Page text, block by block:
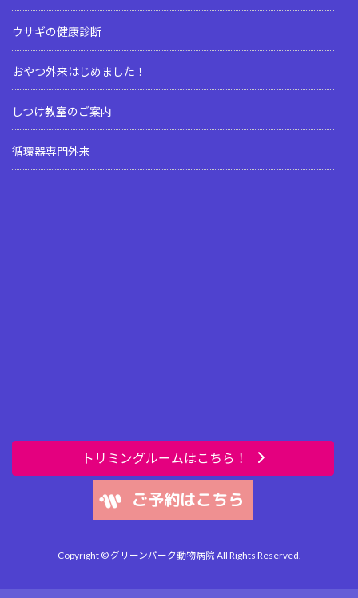
ウサギの健康診断
おやつ外来はじめました！
しつけ教室のご案内
循環器専門外来
トリミングルームはこちら！
Copyright © グリーンパーク動物病院 All Rights Reserved.